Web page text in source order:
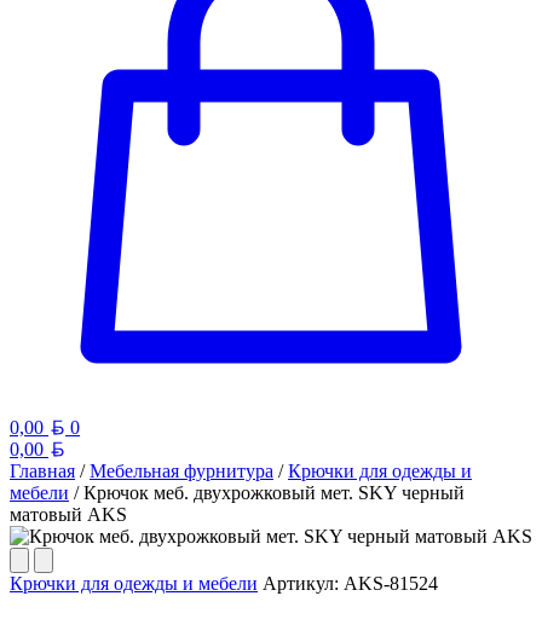
0,00 Белорусский рубль
0
0,00
Главная /Мебельная фурнитура /Крючки для одежды и
мебели / Крючок меб. двухрожковый мет. SKY черный
матовый AKS
Крючки для одежды и мебели Артикул: AKS-81524